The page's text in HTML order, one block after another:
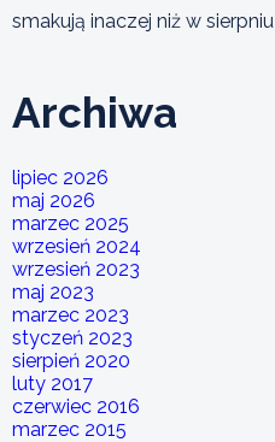
smakują inaczej niż w sierpniu
Archiwa
lipiec 2026
maj 2026
marzec 2025
wrzesień 2024
wrzesień 2023
maj 2023
marzec 2023
styczeń 2023
sierpień 2020
luty 2017
czerwiec 2016
marzec 2015